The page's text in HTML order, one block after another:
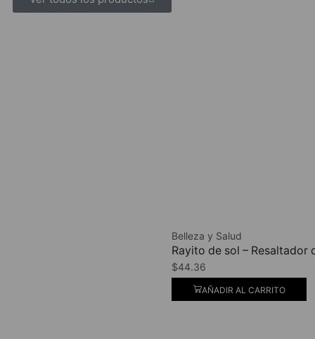
Belleza y Salud
Rayito de sol – Resaltador
$44.36
AÑADIR AL CARRITO